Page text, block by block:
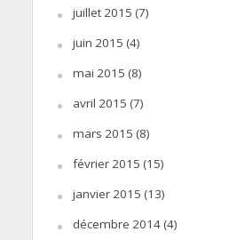
juillet 2015 (7)
juin 2015 (4)
mai 2015 (8)
avril 2015 (7)
mars 2015 (8)
février 2015 (15)
janvier 2015 (13)
décembre 2014(4)